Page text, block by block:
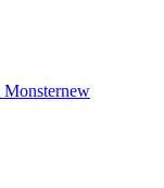
Monsternew